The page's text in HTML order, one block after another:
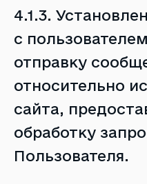
4.1.3.
с
отправку
относительно
сайта,
обработку
Пользователя.